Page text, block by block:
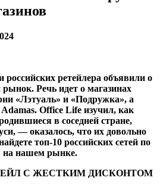
российских ретейлера объявили о
Речь идет о магазинах
«Лэтуаль» и «Подружка», а
Office Life изучил, как
в соседней стране,
— оказалось, что их довольно
топ-10 российских сетей по
на нашем рынке.
С ЖЕСТКИМ ДИСКОНТОМ